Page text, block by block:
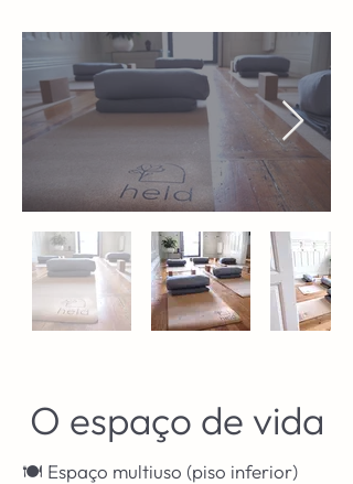
O espaço de vida
🍽️ Espaço multiuso (piso inferior)